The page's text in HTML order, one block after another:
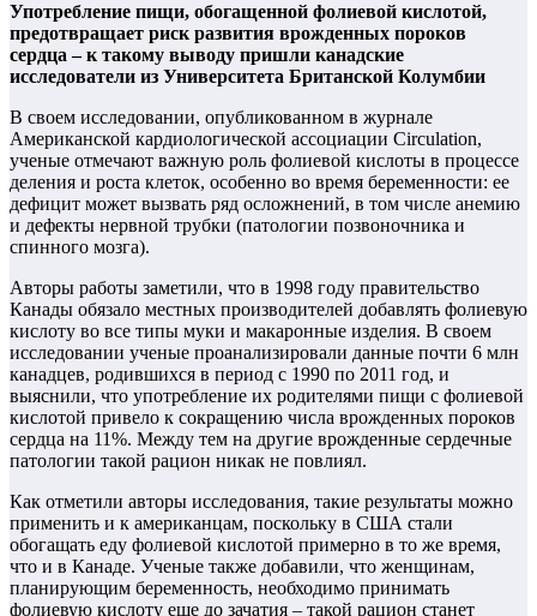
Употребление пищи, обогащенной фолиевой кислотой,
предотвращает риск развития врожденных пороков
сердца – к такому выводу пришли канадские
исследователи из Университета Британской Колумбии
В своем исследовании, опубликованном в журнале
Американской кардиологической ассоциации Circulation,
ученые отмечают важную роль фолиевой кислоты в процессе
деления и роста клеток, особенно во время беременности: ее
дефицит может вызвать ряд осложнений, в том числе анемию
и дефекты нервной трубки (патологии позвоночника и
спинного мозга).
Авторы работы заметили, что в 1998 году правительство
Канады обязало местных производителей добавлять фолиевую
кислоту во все типы муки и макаронные изделия. В своем
исследовании ученые проанализировали данные почти 6 млн
канадцев, родившихся в период с 1990 по 2011 год, и
выяснили, что употребление их родителями пищи с фолиевой
кислотой привело к сокращению числа врожденных пороков
сердца на 11%. Между тем на другие врожденные сердечные
патологии такой рацион никак не повлиял.
Как отметили авторы исследования, такие результаты можно
применить и к американцам, поскольку в США стали
обогащать еду фолиевой кислотой примерно в то же время,
что и в Канаде. Ученые также добавили, что женщинам,
планирующим беременность, необходимо принимать
фолиевую кислоту еще до зачатия – такой рацион станет